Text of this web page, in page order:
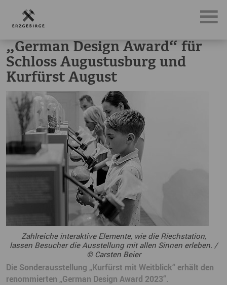
News, Neuigkeiten & Nachrichten aus dem Erzgebirge
„German Design Award“ für
Schloss Augustusburg und
Kurfürst August
Zahlreiche interaktive Elemente, wie die Riechstation,
lassen Besucher die Ausstellung mit allen Sinnen erleben. /
© Carsten Beier
Die Sonderausstellung „Kurfürst mit Weitblick“ erhält den
renommierten „German Design Award 2023“.